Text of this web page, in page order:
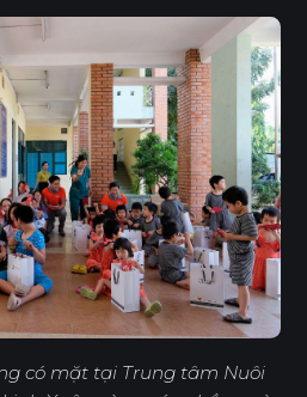
có mặt tại Trung tâm Nuôi